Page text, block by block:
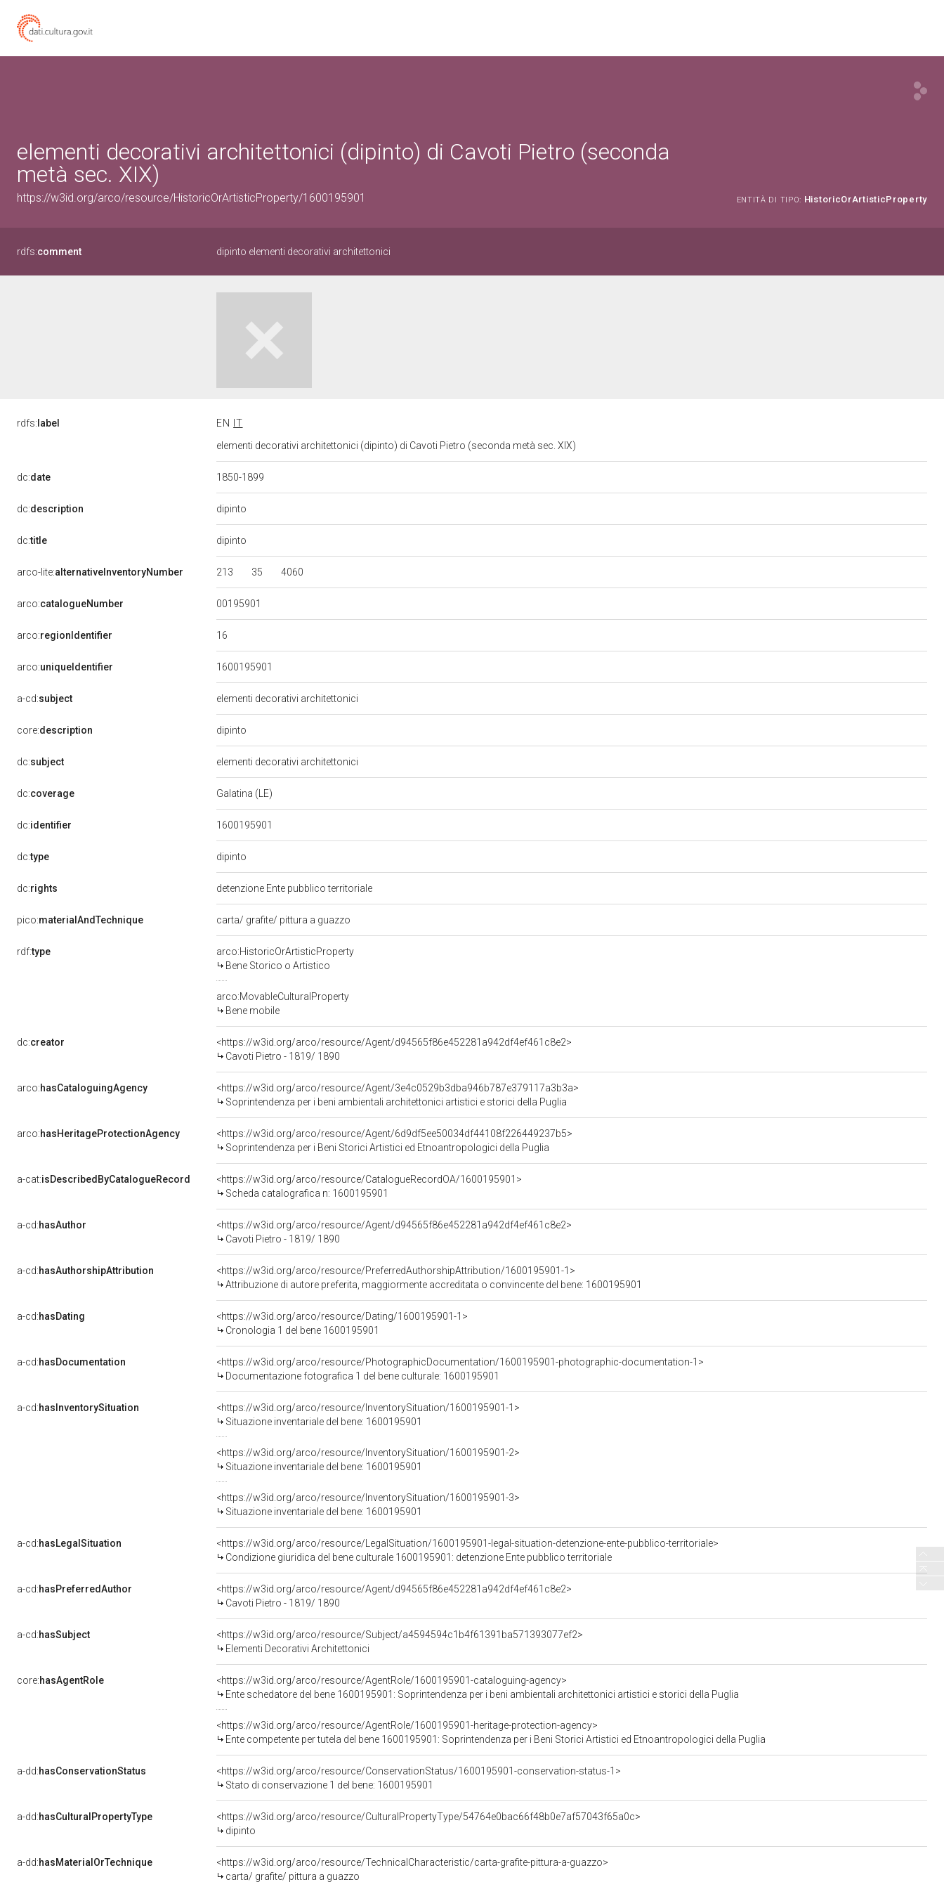
elementi decorativi architettonici (dipinto) di Cavoti Pietro (seconda
metà sec. XIX)
https://w3id.org/arco/resource/HistoricOrArtisticProperty/1600195901 ENTITÀ DI TIPO: HistoricOrArtisticProperty
rdfs:comment dipinto elementi decorativi architettonici
rdfs: label EN
IT
elementi decorativi architettonici (dipinto) di Cavoti Pietro (seconda metà sec. XIX)
dc:date 1850-1899
dc:description dipinto
dc:title dipinto
arco-lite:alternativeInventoryNumber 213 35 4060
arco:catalogueNumber 00195901
arco:regionIdentifier 16
arco:uniqueIdentifier 1600195901
a-cd:subject elementi decorativi architettonici
core:description dipinto
dc:subject elementi decorativi architettonici
dc:coverage Galatina (LE)
dc:identifier 1600195901
dc:type dipinto
dc:rights detenzione Ente pubblico territoriale
pico:materialAndTechnique carta/ grafite/ pittura a guazzo
rdf:type
arco:HistoricOrArtisticProperty
Bene Storico o Artistico
arco:MovableCulturalProperty
Bene mobile
dc:creator
<https://w3id.org/arco/resource/Agent/d94565f86e452281a942df4ef461c8e2>
Cavoti Pietro - 1819/ 1890
arco:hasCataloguingAgency
<https://w3id.org/arco/resource/Agent/3e4c0529b3dba946b787e379117a3b3a>
Soprintendenza per i beni ambientali architettonici artistici e storici della Puglia
arco:hasHeritageProtectionAgency
<https://w3id.org/arco/resource/Agent/6d9df5ee50034df44108f226449237b5>
Soprintendenza per i Beni Storici Artistici ed Etnoantropologici della Puglia
a-cat:isDescribedByCatalogueRecord
<https://w3id.org/arco/resource/CatalogueRecordOA/1600195901>
Scheda catalografica n: 1600195901
a-cd:hasAuthor
<https://w3id.org/arco/resource/Agent/d94565f86e452281a942df4ef461c8e2>
Cavoti Pietro - 1819/ 1890
a-cd:hasAuthorshipAttribution
<https://w3id.org/arco/resource/PreferredAuthorshipAttribution/1600195901-1>
Attribuzione di autore preferita, maggiormente accreditata o convincente del bene: 1600195901
a-cd:hasDating
<https://w3id.org/arco/resource/Dating/1600195901-1>
Cronologia 1 del bene 1600195901
a-cd:hasDocumentation
<https://w3id.org/arco/resource/PhotographicDocumentation/1600195901-photographic-documentation-1>
Documentazione fotografica 1 del bene culturale: 1600195901
a-cd:hasInventorySituation
<https://w3id.org/arco/resource/InventorySituation/1600195901-1>
Situazione inventariale del bene: 1600195901
<https://w3id.org/arco/resource/InventorySituation/1600195901-2>
Situazione inventariale del bene: 1600195901
<https://w3id.org/arco/resource/InventorySituation/1600195901-3>
Situazione inventariale del bene: 1600195901
a-cd:hasLegalSituation
<https://w3id.org/arco/resource/LegalSituation/1600195901-legal-situation-detenzione-ente-pubblico-territoriale>
Condizione giuridica del bene culturale 1600195901: detenzione Ente pubblico territoriale
a-cd:hasPreferredAuthor
<https://w3id.org/arco/resource/Agent/d94565f86e452281a942df4ef461c8e2>
Cavoti Pietro - 1819/ 1890
a-cd:hasSubject
<https://w3id.org/arco/resource/Subject/a4594594c1b4f61391ba571393077ef2>
Elementi Decorativi Architettonici
core:hasAgentRole
<https://w3id.org/arco/resource/AgentRole/1600195901-cataloguing-agency>
Ente schedatore del bene 1600195901: Soprintendenza per i beni ambientali architettonici artistici e storici della Puglia
<https://w3id.org/arco/resource/AgentRole/1600195901-heritage-protection-agency>
Ente competente per tutela del bene 1600195901: Soprintendenza per i Beni Storici Artistici ed Etnoantropologici della Puglia
a-dd:hasConservationStatus
<https://w3id.org/arco/resource/ConservationStatus/1600195901-conservation-status-1>
Stato di conservazione 1 del bene: 1600195901
a-dd:hasCulturalPropertyType
<https://w3id.org/arco/resource/CulturalPropertyType/54764e0bac66f48b0e7af57043f65a0c>
dipinto
a-dd:hasMaterialOrTechnique
<https://w3id.org/arco/resource/TechnicalCharacteristic/carta-grafite-pittura-a-guazzo>
carta/ grafite/ pittura a guazzo